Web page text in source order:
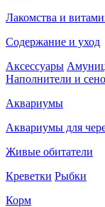
Лакомства и
Содержание и уход
Аксессуары
Наполнители и сено
Аквариумы
Аквариумы для
Живые обитатели
Креветки Рыбки
Корм